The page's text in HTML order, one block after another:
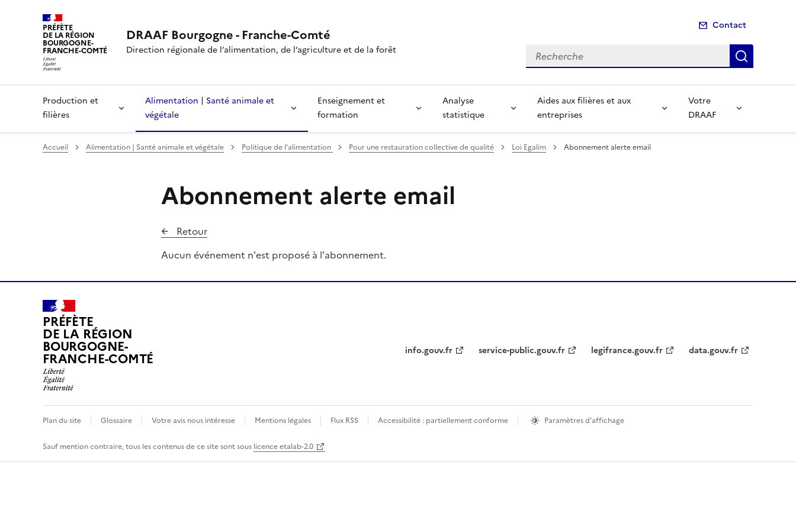
PRÉFÈTE
DE LA RÉGION
BOURGOGNE-
FRANCHE-COMTÉ
DRAAF Bourgogne - Franche-Comté
Direction régionale de l’alimentation, de l’agriculture et de la forêt
Contact
Recherche
Production et
filières
Alimentation | Santé animale et
végétale
Enseignement et
formation
Analyse
statistique
Aides aux filières et aux
entreprises
Votre
DRAAF
Accueil Alimentation | Santé animale et végétale Politique de l’alimentation Pour une restauration collective de qualité Loi Egalim Abonnement alerte email
Abonnement alerte email
Retour
Aucun événement n'est proposé à l'abonnement.
PRÉFÈTE
DE LA RÉGION
BOURGOGNE-
FRANCHE-COMTÉ info.gouv.fr service-public.gouv.fr legifrance.gouv.fr data.gouv.fr
Plan du site Glossaire Votre avis nous intéresse Mentions légales Flux RSS Accessibilité : partiellement conforme Paramètres d'affichage
Sauf mention contraire, tous les contenus de ce site sont sous licence etalab-2.0